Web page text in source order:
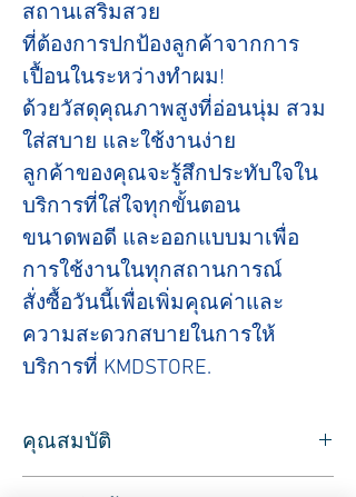
สถานเสริมสวย
ที่ต้องการปกป้องลูกค้าจากการ
เปื้อนในระหว่างทำผม!
ด้วยวัสดุคุณภาพสูงที่อ่อนนุ่ม สวม
ใส่สบาย และใช้งานง่าย
ลูกค้าของคุณจะรู้สึกประทับใจใน
บริการที่ใส่ใจทุกขั้นตอน
ขนาดพอดี และออกแบบมาเพื่อ
การใช้งานในทุกสถานการณ์
สั่งซื้อวันนี้เพื่อเพิ่มคุณค่าและ
ความสะดวกสบายในการให้
บริการที่ KMDSTORE.
คุณสมบัติ